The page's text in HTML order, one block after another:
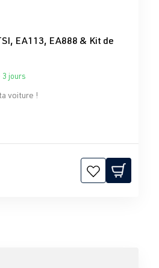
5 étoiles
EA113, EA888 & Kit de
3 jours
voiture !